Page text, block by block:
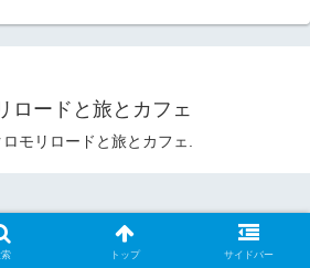
ロードと旅とカフェ
モリロードと旅とカフェ.
トップ サイドバー